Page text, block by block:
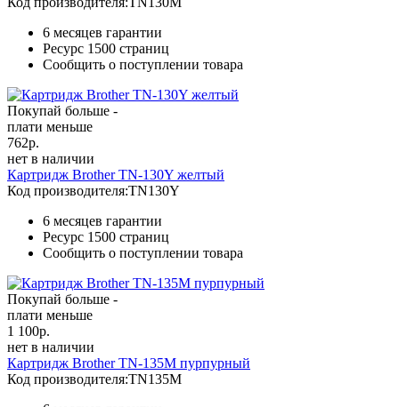
6 месяцев гарантии
Ресурс 1500 страниц
Сообщить о поступлении товара
Покупай больше -
плати меньше
762р.
нет в наличии
Картридж Brother TN-130Y желтый
Код производителя:TN130Y
6 месяцев гарантии
Ресурс 1500 страниц
Сообщить о поступлении товара
Покупай больше -
плати меньше
1 100р.
нет в наличии
Картридж Brother TN-135M пурпурный
Код производителя:TN135M